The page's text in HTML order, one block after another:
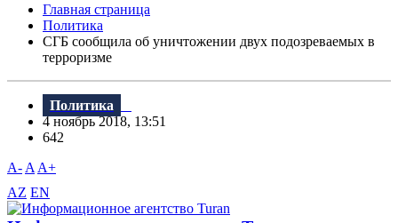
Главная страница
Политика
СГБ сообщила об уничтожении двух подозреваемых в
терроризме
Политика
4 ноябрь 2018, 13:51
642
A- A A+
AZ EN